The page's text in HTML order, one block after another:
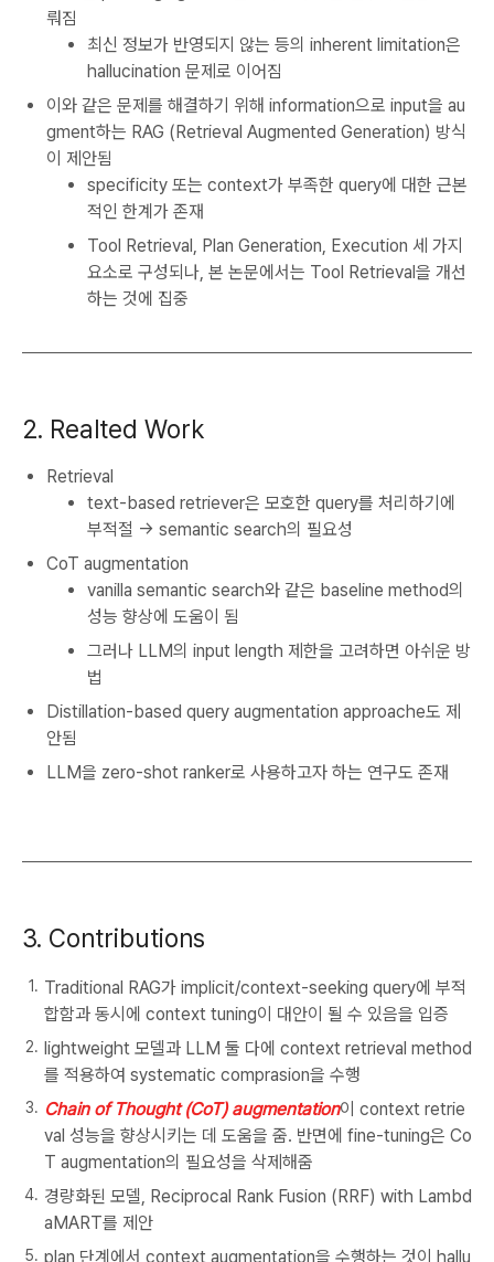
뤄짐
최신 정보가 반영되지 않는 등의 inherent limitation은
hallucination 문제로 이어짐
이와 같은 문제를 해결하기 위해 information으로 input을 au
gment하는 RAG (Retrieval Augmented Generation) 방식
이 제안됨
specificity 또는 context가 부족한 query에 대한 근본
적인 한계가 존재
Tool Retrieval, Plan Generation, Execution 세 가지
요소로 구성되나, 본 논문에서는 Tool Retrieval을 개선
하는 것에 집중
2. Realted Work
Retrieval
text-based retriever은 모호한 query를 처리하기에
부적절 -> semantic search의 필요성
CoT augmentation
vanilla semantic search와 같은 baseline method의
성능 향상에 도움이 됨
그러나 LLM의 input length 제한을 고려하면 아쉬운 방
법
Distillation-based query augmentation approache도 제
안됨
LLM을 zero-shot ranker로 사용하고자 하는 연구도 존재
3. Contributions
Traditional RAG가 implicit/context-seeking query에 부적
합함과 동시에 context tuning이 대안이 될 수 있음을 입증
lightweight 모델과 LLM 둘 다에 context retrieval method
를 적용하여 systematic comprasion을 수행
Chain of Thought (CoT) augmentation이 context retrie
val 성능을 향상시키는 데 도움을 줌. 반면에 fine-tuning은 Co
T augmentation의 필요성을 삭제해줌
경량화된 모델, Reciprocal Rank Fusion (RRF) with Lambd
aMART를 제안
plan 단계에서 context augmentation을 수행하는 것이 hallu